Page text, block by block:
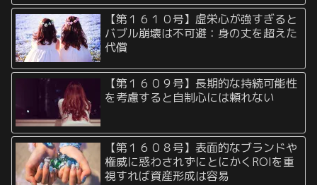
【第１６１０号】虚栄心が強すぎると
バブル崩壊は不可避：身の丈を超えた
代償
【第１６０９号】長期的な持続可能性
を考慮すると自制心には頼れない
【第１６０８号】表面的なブランドや
権威に惑わされずにとにかくROIを重
視すれば資産形成は容易